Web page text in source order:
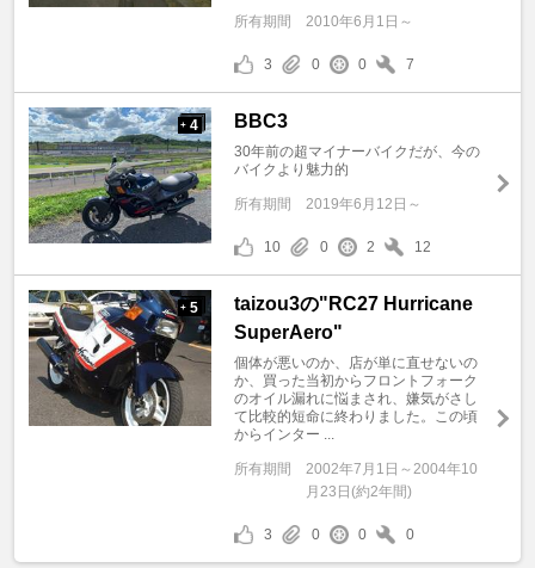
所有期間 2010年6月1日～
3 0 0 7
+ 4 BBC3
30年前の超マイナーバイクだが、今の
バイクより魅力的
所有期間 2019年6月12日～
10 0 2 12
+ 5
taizou3の"RC27 Hurricane
SuperAero"
個体が悪いのか、店が単に直せないの
か、買った当初からフロントフォーク
のオイル漏れに悩まされ、嫌気がさし
て比較的短命に終わりました。この頃
からインター ...
所有期間
2002年7月1日～2004年10
月23日(約2年間)
3 0 0 0